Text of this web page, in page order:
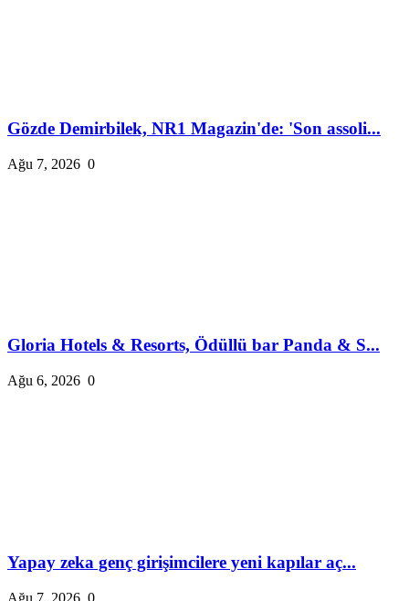
Gözde Demirbilek, NR1 Magazin'de: 'Son assoli...
Ağu 7, 2026 0
Gloria Hotels & Resorts, Ödüllü bar Panda & S...
Ağu 6, 2026 0
Yapay zeka genç girişimcilere yeni kapılar aç...
Ağu 7, 2026 0